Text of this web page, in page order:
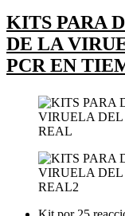
KITS PARA
DE LA
PCR EN